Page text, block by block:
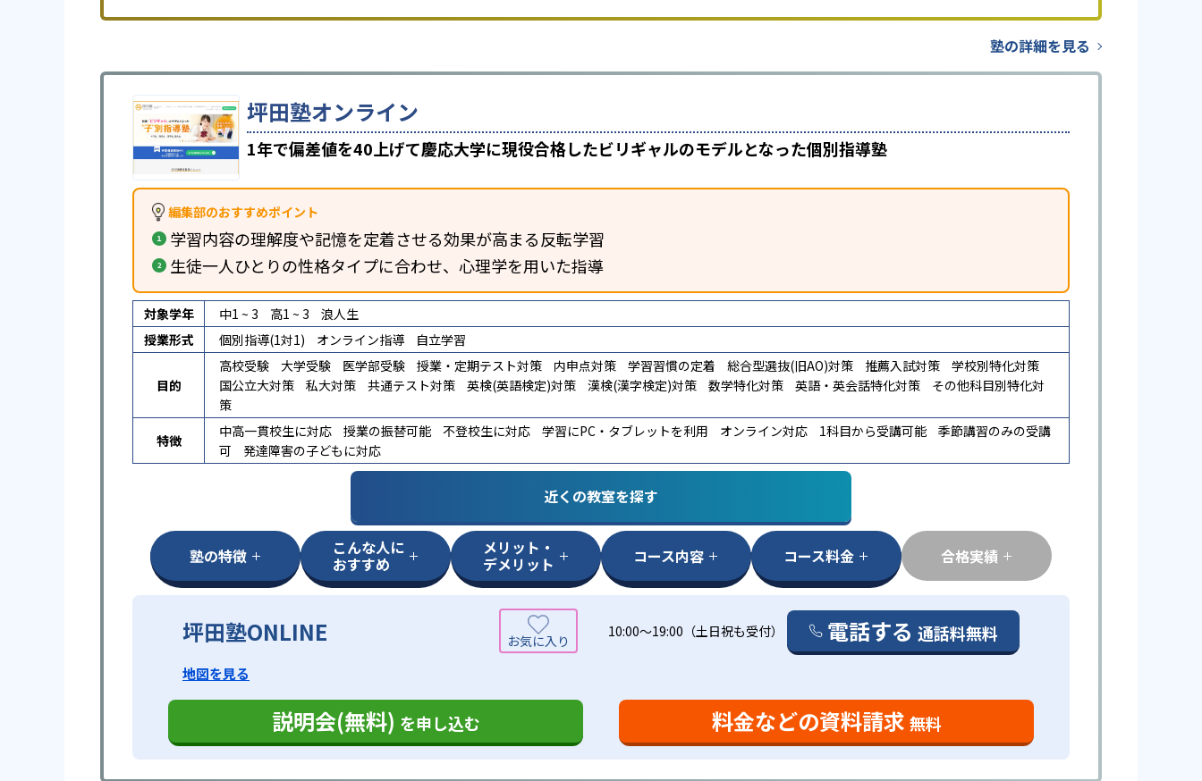
塾の詳細を見る
坪田塾オンライン
1年で偏差値を40上げて慶応大学に現役合格したビリギャルのモデルとなった個別指導塾
編集部のおすすめポイント
学習内容の理解度や記憶を定着させる効果が高まる反転学習
生徒一人ひとりの性格タイプに合わせ、心理学を用いた指導
対象学年 中1 ~ 3 高1 ~ 3
浪人生
授業形式
個別指導(1対1) オンライン指導 自立学習
目的
高校受験 大学受験 医学部受験 授業・定期テスト対策 内申点対策 学習習慣の定着 総合型選抜(旧AO)対策 推薦入試対策
学校別特化対策
国公立大対策
私大対策 共通テスト対策 英検(英語検定)対策 漢検(漢字検定)対策 数学特化対策 英語・英会話特化対策
その他科目別特化対
策
特徴
中高一貫校生に対応 授業の振替可能 不登校生に対応 学習にPC・タブレットを利用 オンライン対応 1科目から受講可能
季節講習のみの受講
可
発達障害の子どもに対応
近くの教室を探す
塾の特徴 こんな人に
おすすめ
メリット・
デメリット コース内容 コース料金 合格実績
坪田塾ONLINE 10:00～19:00（土日祝も受付） 電話する 通話料無料
地図を見る
説明会(無料) を申し込む 料金などの資料請求 無料